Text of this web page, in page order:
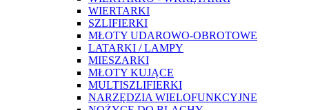
WIERTARKI
SZLIFIERKI
MŁOTY UDAROWO-OBROTOWE
LATARKI / LAMPY
MIESZARKI
MŁOTY KUJĄCE
MULTISZLIFIERKI
NARZĘDZIA WIELOFUNKCYJNE